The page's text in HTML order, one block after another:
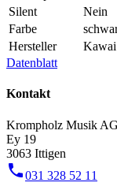
Silent
Nein
Farbe
Hersteller
Kawai
Datenblatt
Kontakt
Krompholz Musik AG
Ey 19
3063 Ittigen
phone031 328 52 11